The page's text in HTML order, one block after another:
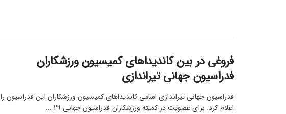
فروغی در بین کاندیداهای کمیسیون ورزشکاران
فدراسیون جهانی تیراندازی
فدراسیون‌ جهانی تیراندازی اسامی کاندیداهای کمیسیون ورزشکاران این فدراسیون را
اعلام کرد. برای عضویت در کمیته ورزشکاران فدراسیون جهانی 29 ...